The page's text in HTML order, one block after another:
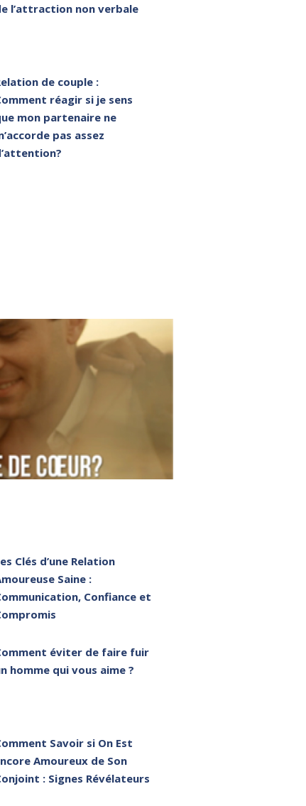
l’attraction non verbale
de couple :
réagir si je sens
mon partenaire ne
pas assez
Clés d’une Relation
Saine :
Confiance et
éviter de faire fuir
homme qui vous aime ?
Savoir si On Est
Amoureux de Son
: Signes Révélateurs